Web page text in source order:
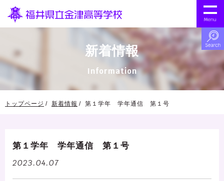
新着情報
Information
トップページ 新着情報 第１学年 学年通信 第１号
第１学年 学年通信 第１号
2023.04.07